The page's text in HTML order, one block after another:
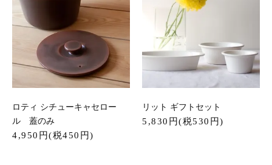
ロティ シチューキャセロー
ル 蓋のみ
4,950円(税450円)
リット ギフトセット
5,830円(税530円)